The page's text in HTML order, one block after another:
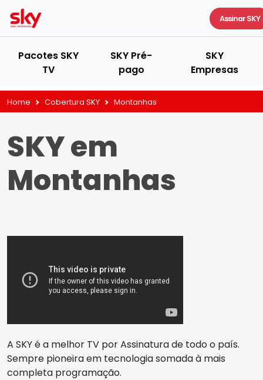
Assinar SKY
Pacotes SKY
TV
SKY Pré-
pago
SKY
Empresas
Home Cobertura SKY Montanhas
SKY em
Montanhas
A SKY é a melhor TV por Assinatura de todo o país.
Sempre pioneira em tecnologia somada à mais
completa programação.